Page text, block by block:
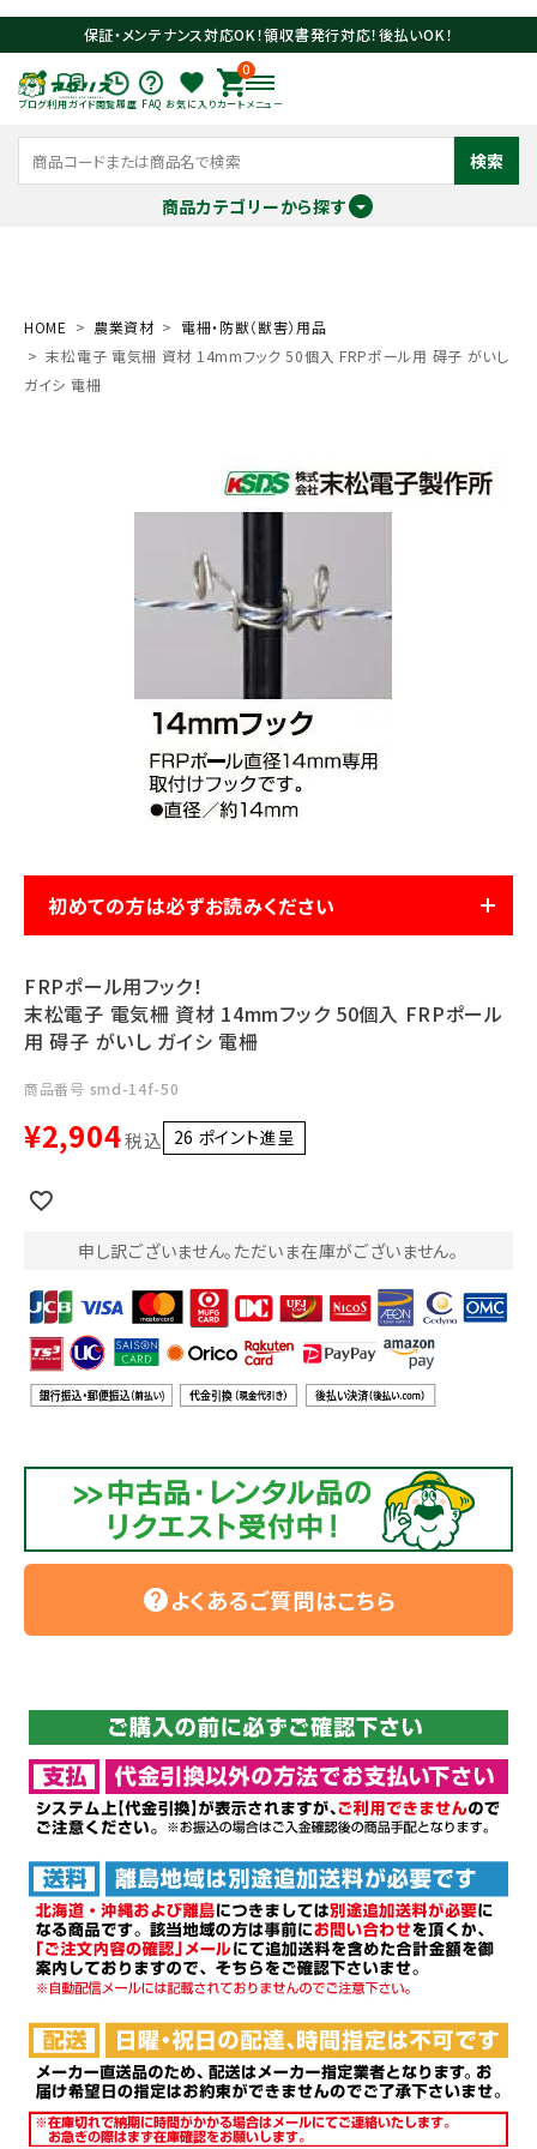
保証・メンテナンス対応OK！領収書発行対応！後払いOK！
ブログ利用ガイド閲覧履歴 FAQ お気に入り
0
カート メニュー
検索
商品カテゴリーから探す
search
お気に入り一覧
補修部品
ブログ
メールでのお問い合わせ
info@agriz.net
HOME 農業資材
電柵・防獣（獣害）用品
末松電子 電気柵 資材 14mmフック 50個入 FRPポール用 碍子 がいし
ガイシ 電柵
初めての方は必ずお読みください
FRPポール用フック！
末松電子 電気柵 資材 14mmフック 50個入 FRPポール
用 碍子 がいし ガイシ 電柵
商品番号 smd-14f-50
¥2,904税込 26 ポイント進呈 ]
申し訳ございません。ただいま在庫がございません。
helpよくあるご質問はこちら